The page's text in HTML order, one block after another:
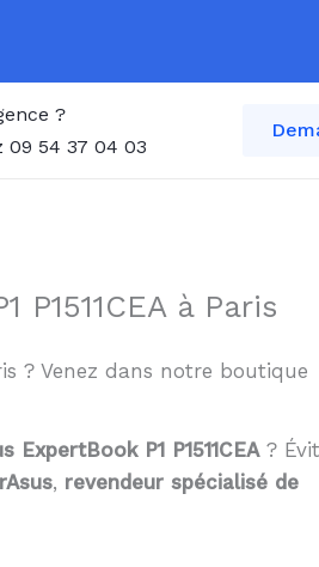
?
09 54 37 04 03
à Paris
? Venez dans notre boutique
P1 P1511CEA?
, revendeur spécialisé de